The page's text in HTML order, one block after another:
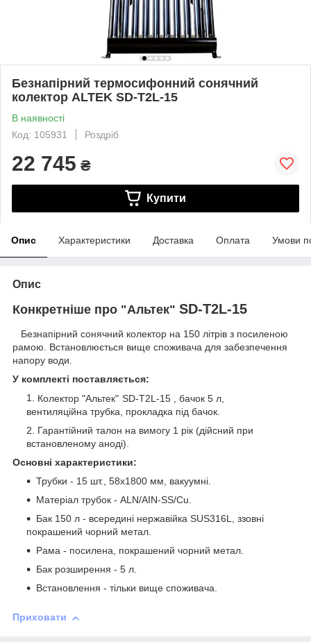
Безнапірний термосифонний сонячний
колектор ALTEK SD-T2L-15
В наявності
Код: 105931
Роздріб
22 745 ₴
Купити
Опис Характеристики Доставка Оплата Умови
Опис
Конкретніше про "Альтек" SD-T2L-15
Безнапірний сонячний колектор на 150 літрів з посиленою
рамою. Встановлюється вище споживача для забезпечення
напору води.
У комплекті поставляється:
Колектор "Альтек" SD-T2L-15 , бачок 5 л,
вентиляційна трубка, прокладка під бачок.
Гарантійний талон на вимогу 1 рік (дійсний при
встановленому аноді).
Основні характеристики:
Трубки - 15 шт., 58х1800 мм, вакуумні.
Матеріал трубок - ALN/AIN-SS/Cu.
Бак 150 л - всередині нержавійка SUS316L, ззовні
покрашений чорний метал.
Рама - посилена, покрашений чорний метал.
Бак розширення - 5 л.
Встановлення - тільки вище споживача.
Приховати